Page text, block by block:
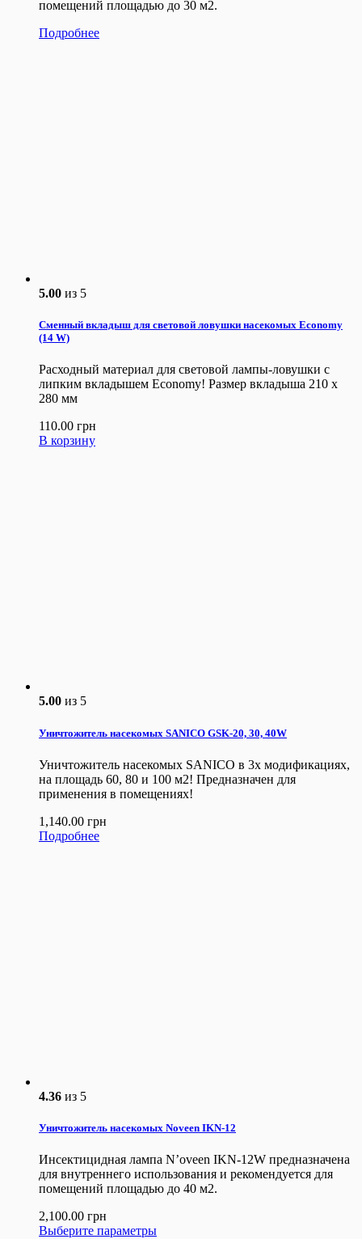
помещений площадью до 30 м2.
Подробнее
5.00 из 5
Сменный вкладыш для световой ловушки насекомых Economy
(14 W)
Расходный материал для световой лампы-ловушки с
липким вкладышем Economy! Размер вкладыша 210 x
280 мм
110.00 грн
В корзину
5.00 из 5
Уничтожитель насекомых SANICO GSK-20, 30, 40W
Уничтожитель насекомых SANICO в 3х модификациях,
на площадь 60, 80 и 100 м2! Предназначен для
применения в помещениях!
1,140.00 грн
Подробнее
4.36 из 5
Уничтожитель насекомых Noveen IKN-12
Инсектицидная лампа N’oveen IKN-12W предназначена
для внутреннего использования и рекомендуется для
помещений площадью до 40 м2.
2,100.00 грн
Выберите параметры